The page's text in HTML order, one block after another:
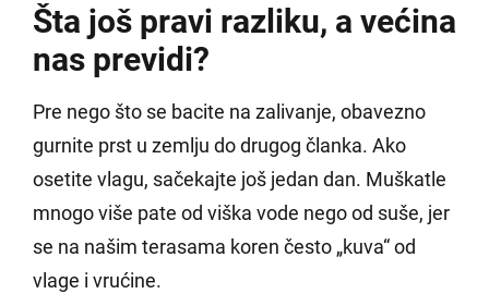
Šta još pravi razliku, a većina
nas previdi?
Pre nego što se bacite na zalivanje, obavezno
gurnite prst u zemlju do drugog članka. Ako
osetite vlagu, sačekajte još jedan dan. Muškatle
mnogo više pate od viška vode nego od suše, jer
se na našim terasama koren često „kuva“ od
vlage i vrućine.